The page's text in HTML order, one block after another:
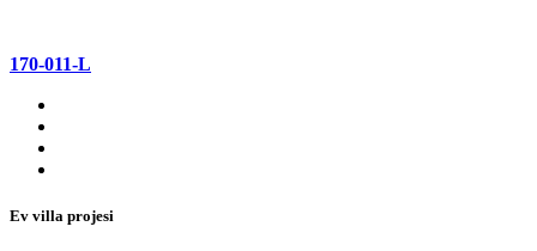
170-011-L
Ev villa projesi